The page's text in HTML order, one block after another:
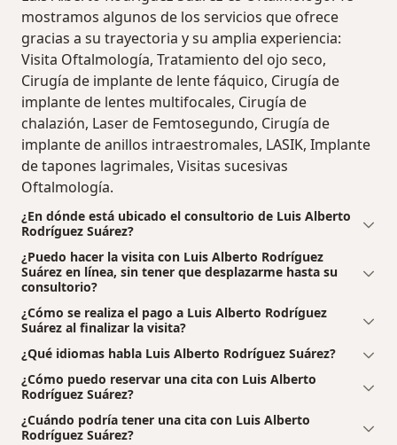
mostramos algunos de los servicios que ofrece
gracias a su trayectoria y su amplia experiencia:
Visita Oftalmología, Tratamiento del ojo seco,
Cirugía de implante de lente fáquico, Cirugía de
implante de lentes multifocales, Cirugía de
chalazión, Laser de Femtosegundo, Cirugía de
implante de anillos intraestromales, LASIK, Implante
de tapones lagrimales, Visitas sucesivas
Oftalmología.
¿En dónde está ubicado el consultorio de Luis Alberto
Rodríguez Suárez?
¿Puedo hacer la visita con Luis Alberto Rodríguez
Suárez en línea, sin tener que desplazarme hasta su
consultorio?
¿Cómo se realiza el pago a Luis Alberto Rodríguez
Suárez al finalizar la visita?
¿Qué idiomas habla Luis Alberto Rodríguez Suárez?
¿Cómo puedo reservar una cita con Luis Alberto
Rodríguez Suárez?
¿Cuándo podría tener una cita con Luis Alberto
Rodríguez Suárez?